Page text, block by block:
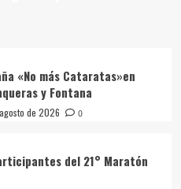
«No más Cataratas»en
y Fontana
de 2026 0
del 21° Maratón